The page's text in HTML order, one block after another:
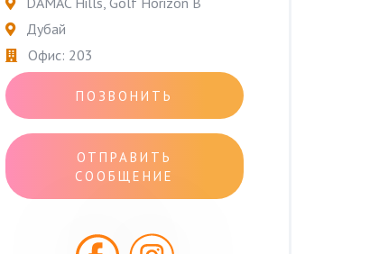
Дубай
Офис: 203
ПОЗВОНИТЬ
ОТПРАВИТЬ
СООБЩЕНИЕ